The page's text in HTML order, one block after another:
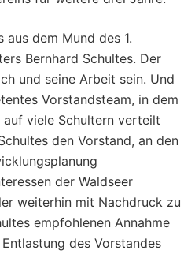
dem Mund des 1.
Bernhard Schultes. Der
und seine Arbeit sein. Und
Vorstandsteam, in dem
viele Schultern verteilt
den Vorstand, an den
der Waldseer
weiterhin mit Nachdruck zu
empfohlenen Annahme
des Vorstandes